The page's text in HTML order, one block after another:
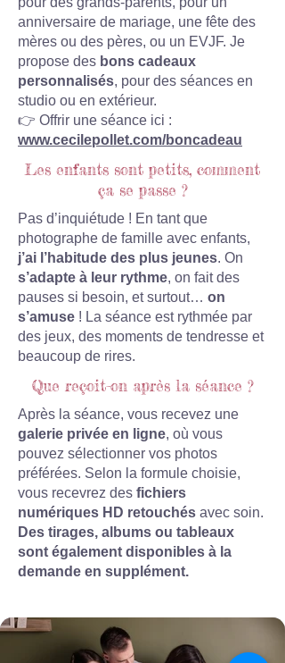
anniversaire de mariage, une fête des
mères ou des pères, ou un EVJF. Je
propose des bons cadeaux
personnalisés, pour des séances en
studio ou en extérieur.
👉 Offrir une séance ici :
www.cecilepollet.com/boncadeau
Les enfants sont petits, comment
ça se passe ?
Pas d’inquiétude ! En tant que
photographe de famille avec enfants,
j’ai l’habitude des plus jeunes. On
s’adapte à leur rythme, on fait des
pauses si besoin, et surtout… on
s’amuse ! La séance est rythmée par
des jeux, des moments de tendresse et
beaucoup de rires.
Que reçoit-on après la séance ?
Après la séance, vous recevez une
galerie privée en ligne, où vous
pouvez sélectionner vos photos
préférées. Selon la formule choisie,
vous recevrez des fichiers
numériques HD retouchés avec soin.
Des tirages, albums ou tableaux
sont également disponibles à la
demande en supplément.